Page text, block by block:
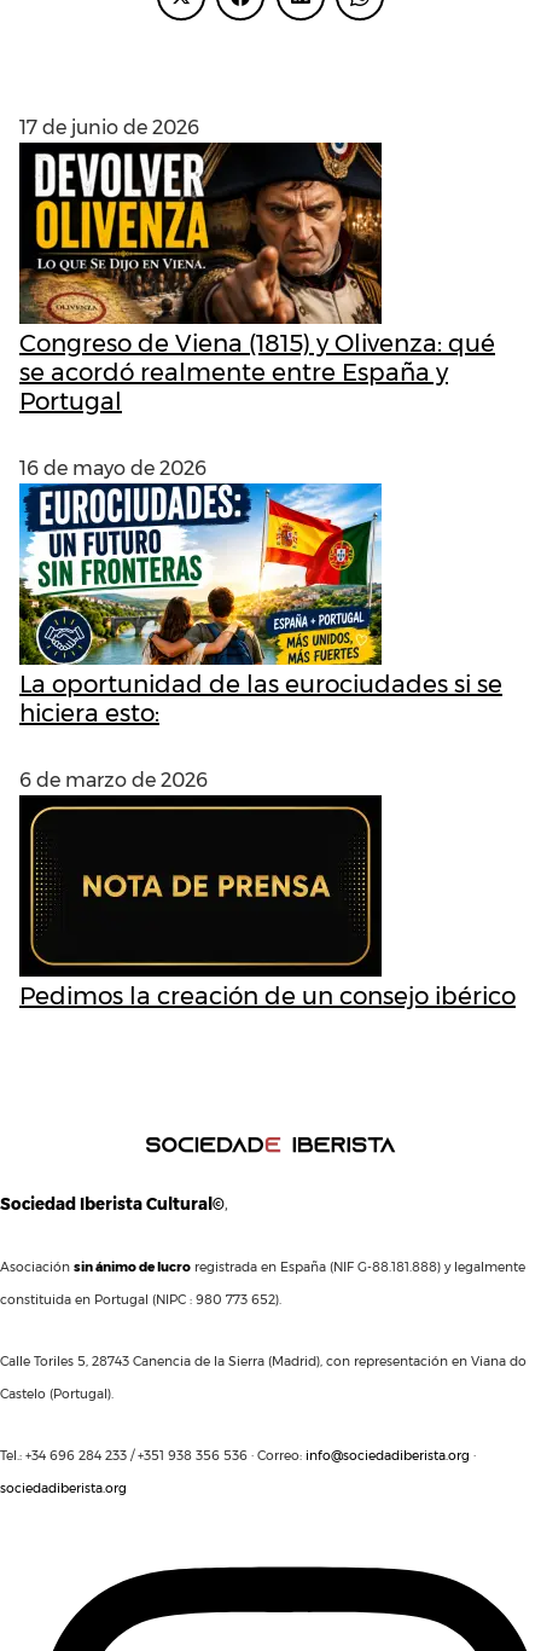
17 de junio de 2026
Congreso de Viena (1815) y Olivenza: qué
se acordó realmente entre España y
Portugal
16 de mayo de 2026
La oportunidad de las eurociudades si se
hiciera esto:
6 de marzo de 2026
Pedimos la creación de un consejo ibérico
Sociedad Iberista Cultural©,
Asociación sin ánimo de lucro registrada en España (NIF G-88.181.888) y legalmente
constituida en Portugal (NIPC : 980 773 652).
Calle Toriles 5, 28743 Canencia de la Sierra (Madrid), con representación en Viana do
Castelo (Portugal).
Tel.: +34 696 284 233 / +351 938 356 536 · Correo: info@sociedadiberista.org ·
sociedadiberista.org